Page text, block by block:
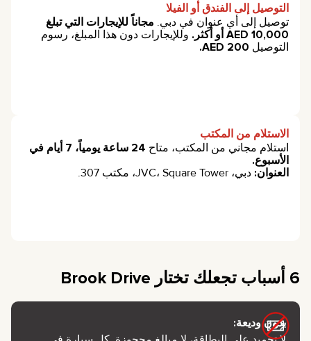
التوصيل إلى الفندق أو الفيلا
توصيل إلى أي عنوان في دبي. مجاناً للإيجارات التي تبلغ
10,000 AED أو أكثر.
وللإيجارات دون هذا المبلغ، رسوم
التوصيل 200 AED.
الاستلام من المكتب
استلام مجاني من المكتب، متاح
24 ساعة يومياً، 7 أيام في
الأسبوع.
العنوان: دبي، JVC، Square Tower، مكتب 307.
6 أسباب تجعلك تختار Brook Drive
بدون وديعة: